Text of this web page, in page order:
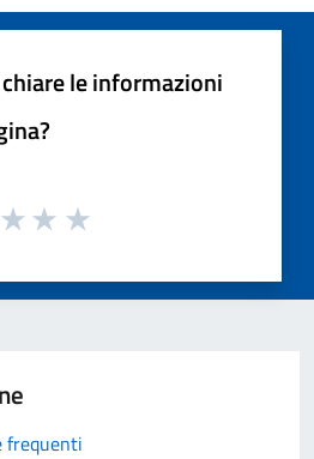
le informazioni
frequenti